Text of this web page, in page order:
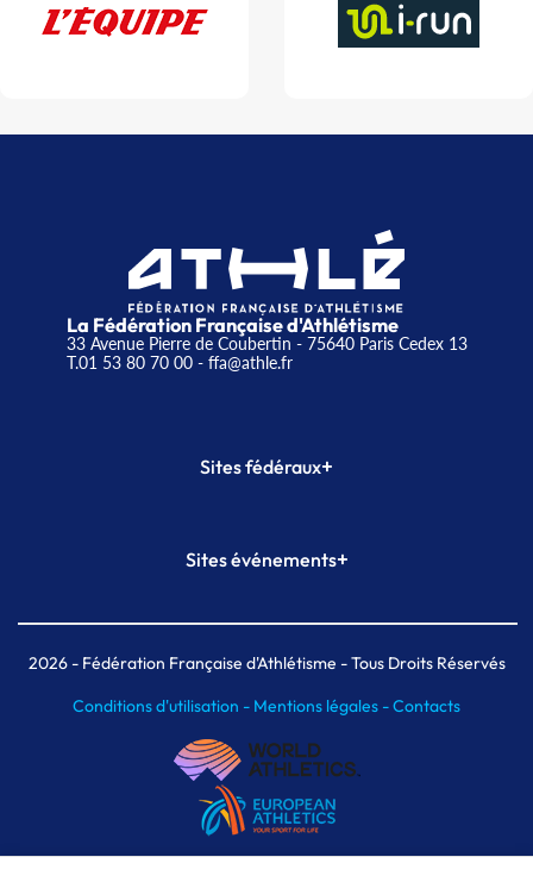
La Fédération Française d'Athlétisme
33 Avenue Pierre de Coubertin - 75640 Paris Cedex 13
T.01 53 80 70 00- ffa@athle.fr
Sites fédéraux+
Plateforme Formation
Sites événements+
Meeting de Paris indoor
MAIF Ekiden de Paris
2026- Fédération Française d'Athlétisme - Tous Droits Réservés
Conditions d'utilisation - Mentions légales -Contacts